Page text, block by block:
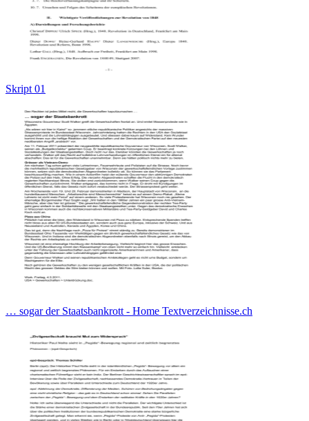
Skript 01
… sogar der Staatsbankrott - Home Textverzeichnisse.ch